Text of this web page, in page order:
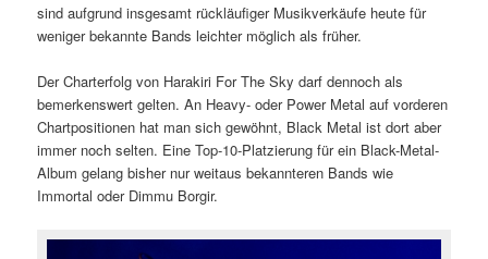
sind aufgrund insgesamt rückläufiger Musikverkäufe heute für
weniger bekannte Bands leichter möglich als früher.
Der Charterfolg von Harakiri For The Sky darf dennoch als
bemerkenswert gelten. An Heavy- oder Power Metal auf vorderen
Chartpositionen hat man sich gewöhnt, Black Metal ist dort aber
immer noch selten. Eine Top-10-Platzierung für ein Black-Metal-
Album gelang bisher nur weitaus bekannteren Bands wie
Immortal oder Dimmu Borgir.